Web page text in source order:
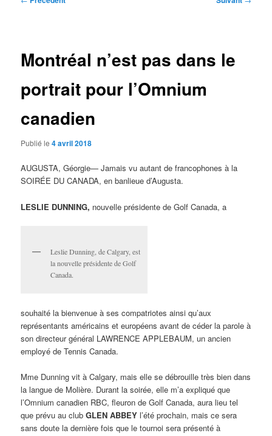
Montréal n’est pas dans le
portrait pour l’Omnium
canadien
Publié le4 avril 2018
AUGUSTA, Géorgie— Jamais vu autant de francophones à la
SOIRÉE DU CANADA, en banlieue d’Augusta.
LESLIE DUNNING, nouvelle présidente de Golf Canada, a
Leslie Dunning, de Calgary, est
la nouvelle présidente de Golf
Canada.
souhaité la bienvenue à ses compatriotes ainsi qu’aux
représentants américains et européens avant de céder la parole à
son directeur général LAWRENCE APPLEBAUM, un ancien
employé de Tennis Canada.
Mme Dunning vit à Calgary, mais elle se débrouille très bien dans
la langue de Molière. Durant la soirée, elle m’a expliqué que
l’Omnium canadien RBC, fleuron de Golf Canada, aura lieu tel
que prévu au clubGLEN ABBEY l’été prochain, mais ce sera
sans doute la dernière fois que le tournoi sera présenté à